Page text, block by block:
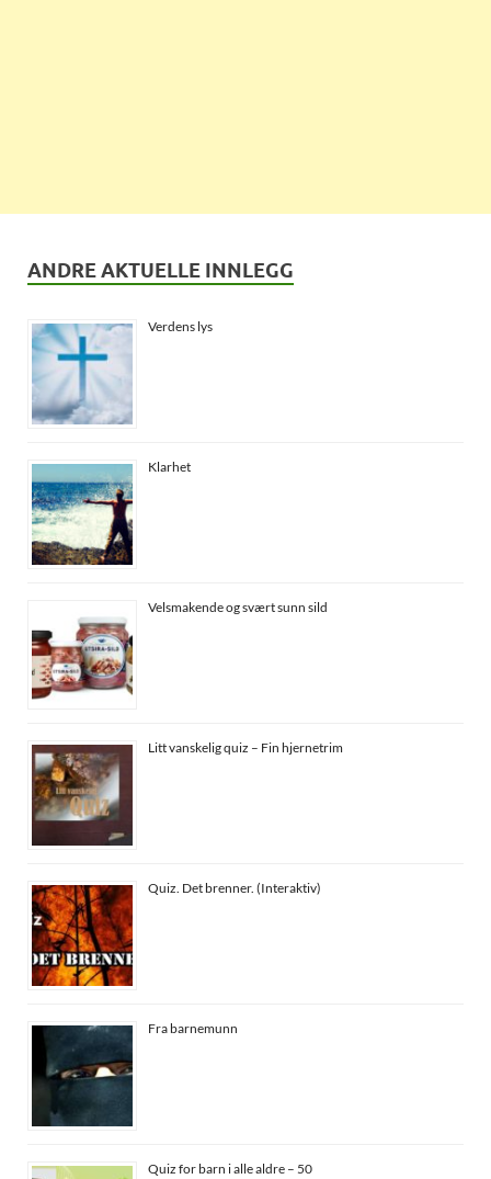
ANDRE AKTUELLE INNLEGG
Verdens lys
Klarhet
Velsmakende og svært sunn sild
Litt vanskelig quiz – Fin hjernetrim
Quiz. Det brenner. (Interaktiv)
Fra barnemunn
Quiz for barn i alle aldre – 50